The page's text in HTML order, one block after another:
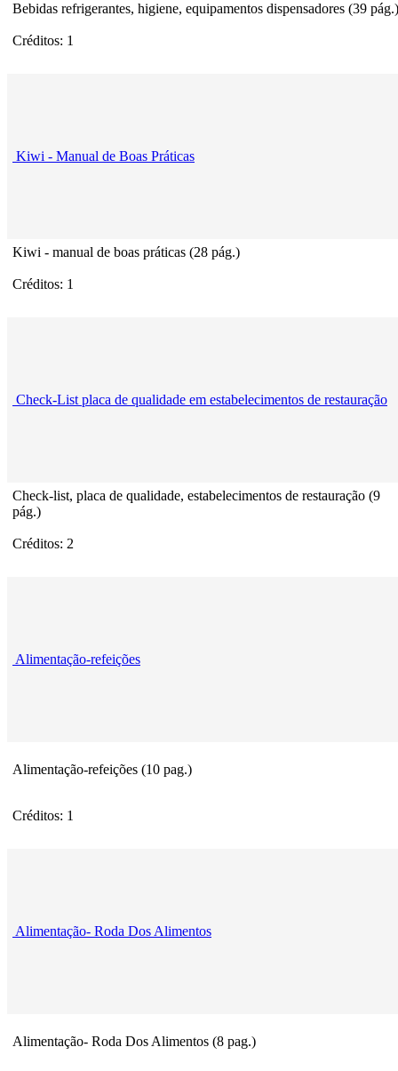
Bebidas refrigerantes, higiene, equipamentos dispensadores (39 pág.)
Créditos: 1
Kiwi - Manual de Boas Práticas
Kiwi - manual de boas práticas (28 pág.)
Créditos: 1
Check-List placa de qualidade em estabelecimentos de restauração
Check-list, placa de qualidade, estabelecimentos de restauração (9
pág.)
Créditos: 2
Alimentação-refeições
Alimentação-refeições (10 pag.)
Créditos: 1
Alimentação- Roda Dos Alimentos
Alimentação- Roda Dos Alimentos (8 pag.)